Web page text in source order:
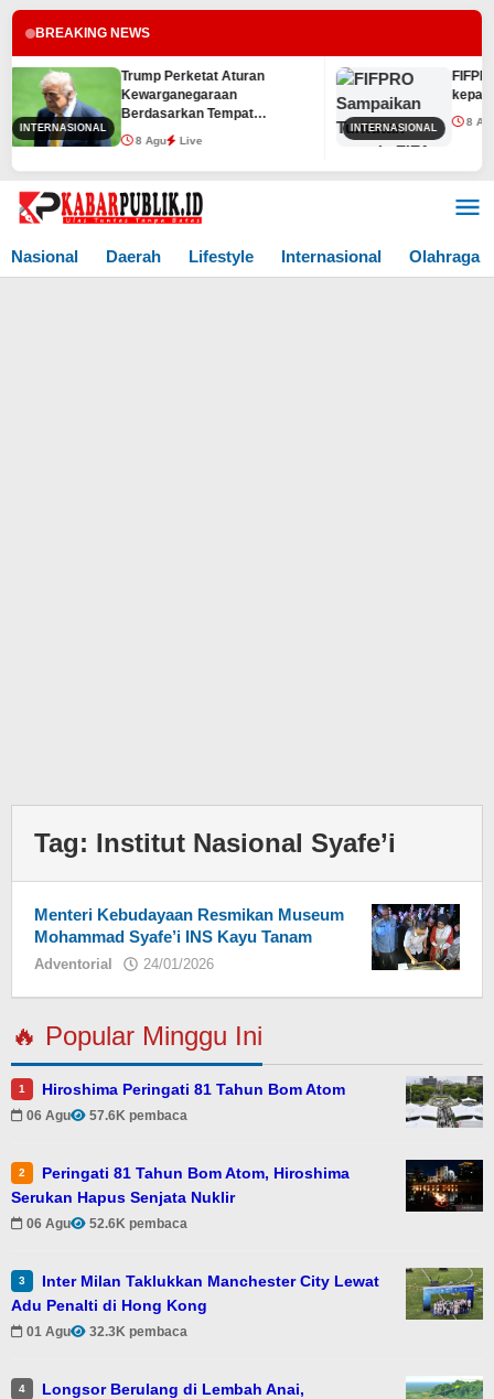
BREAKING NEWS
Trump Perketat Aturan
Kewarganegaraan
Berdasarkan Tempat
Kelahiran
8 Agu Live
INTERNASIONAL
FIFPRO
kepada
8 Agu
Lewati
Nasional
Daerah Lifestyle Internasional Olahraga
Tag: Institut Nasional Syafe’i
Menteri Kebudayaan Resmikan Museum
Mohammad Syafe’i INS Kayu Tanam
Adventorial 24/01/2026
🔥 Popular Minggu Ini
1 Hiroshima Peringati 81 Tahun Bom Atom
06 Agu 57.6K pembaca
2
Peringati 81 Tahun Bom Atom, Hiroshima
Serukan Hapus Senjata Nuklir
06 Agu 52.6K pembaca
3
Inter Milan Taklukkan Manchester City Lewat
Adu Penalti di Hong Kong
01 Agu 32.3K pembaca
4
Longsor Berulang di Lembah Anai,